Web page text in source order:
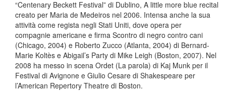
“Centenary Beckett Festival” di Dublino, A little more blue recital
creato per Maria de Medeiros nel 2006. Intensa anche la sua
attività come regista negli Stati Uniti, dove opera per
compagnie americane e firma Scontro di negro contro cani
(Chicago, 2004) e Roberto Zucco (Atlanta, 2004) di Bernard-
Marie Koltès e Abigail’s Party di Mike Leigh (Boston, 2007). Nel
2008 ha messo in scena Ordet (La parola) di Kaj Munk per il
Festival di Avignone e Giulio Cesare di Shakespeare per
l’American Repertory Theatre di Boston.